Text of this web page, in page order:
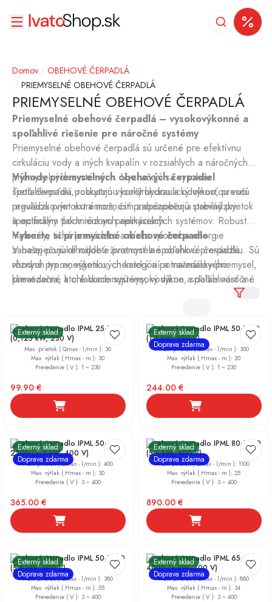
Domov
OBEHOVÉ ČERPADLÁ
PRIEMYSELNÉ OBEHOVÉ ČERPADLÁ
PRIEMYSELNÉ OBEHOVÉ ČERPADLÁ
Priemyselné obehové čerpadlá – vysokovýkonné a
spoľahlivé riešenie pre náročné systémy
Priemyselné obehové čerpadlá sú určené pre efektívnu
cirkuláciu vody a iných kvapalín v rozsiahlych a náročných
priemyselných systémoch. Vyznačujú sa vysokou
spoľahlivosťou, robustnou konštrukciou a odolnosťou voči
prevádzkovým extrémom, čím zabezpečujú stabilný prietok
a optimálny tlak v rôznych aplikáciách.
Výhody priemyselných obehových čerpadiel
Tieto čerpadlá poskytujú vysoký hydraulický výkon, presnú
reguláciu prietoku a možnosť prispôsobenia prevádzky
špecifickým podmienkam priemyselných systémov. Robustné
materiály, tichá prevádzka a nízka spotreba energie
zabezpečujú dlhodobú životnosť a spoľahlivú prevádzku. Sú
vhodné pre energetiku, chemický a potravinársky priemysel,
klimatizačné a chladiace systémy, vodárne a ďalšie náročné
Vyberte si priemyselné obehové čerpadlo
V našej ponuke nájdete priemyselné obehové čerpadlá
rôznych typov, výkonových kategórií a materiálového
prevedenia, ktoré kombinujú vysoký výkon, spoľahlivosť a
energetickú efektívnosť. Či už ide o veľké priemyselné
zabezpečia stabilný prietok, bezpečnú prevádzku a
dlhodobú životnosť celého systému.
Externý sklad
Obehové čerpadlo IPML 25-125
(0,125 kW, 230 V)
Max. prietok ( Qmax - l/min ): 30
Max. výtlak ( Hmax - m ): 30
Prevedenie ( V ):1 ~ 230
99.90 €
Externý sklad
Doprava zdarma
Obehové čerpadlo IPML 50-1100
(1,1 kW, 230 V)
Max. prietok ( Qmax - l/min ): 300
Max. výtlak ( Hmax - m ):20
Prevedenie ( V ):1 ~ 230
244.00€
Externý sklad
Doprava zdarma
Obehové čerpadlo IPML 50-
2200 (2,2 kW, 400 V)
Max. prietok ( Qmax - l/min ): 400
Max. výtlak ( Hmax - m ): 30
Prevedenie ( V ): 3 ~ 400
365.00 €
Externý sklad
Doprava zdarma
Obehové čerpadlo IPML 80-5500
(5,5 kW, 400 V)
Max. prietok ( Qmax - l/min ):1100
Max. výtlak ( Hmax - m ):25
Prevedenie ( V ): 3 ~ 400
890.00€
Externý sklad
Doprava zdarma
Obehové čerpadlo IPML 50-5500
(5,5 kW, 400 V)
Max. prietok ( Qmax - l/min ): 380
Max. výtlak ( Hmax - m ):55
Prevedenie ( V ): 3 ~ 400
Externý sklad
Doprava zdarma
Obehové čerpadlo IPML 65-
4000 (4 kW, 400 V)
Max. prietok ( Qmax - l/min ): 880
Max. výtlak ( Hmax - m ): 34
Prevedenie ( V ): 3 ~ 400